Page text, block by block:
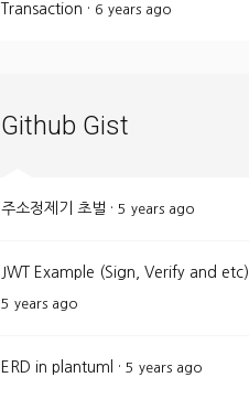
Transaction · 6 years ago
Github Gist
주소정제기 초벌 · 5 years ago
JWT Example (Sign, Verify and etc)
5 years ago
ERD in plantuml · 5 years ago